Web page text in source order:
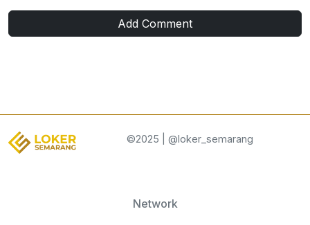
Add Comment
©2025 | @loker_semarang
Network